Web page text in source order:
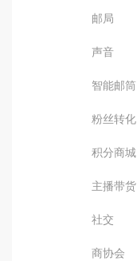
邮局
声音
智能邮筒
粉丝转化
积分商城
主播带货
社交
商协会